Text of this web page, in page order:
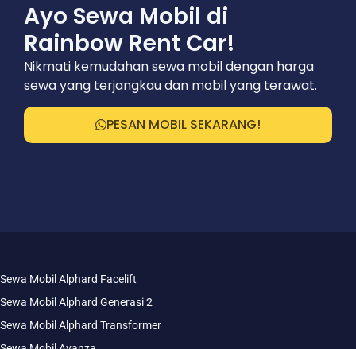
Ayo Sewa Mobil di
Rainbow Rent Car!
Nikmati kemudahan sewa mobil dengan harga
sewa yang terjangkau dan mobil yang terawat.
PESAN MOBIL SEKARANG!
Sewa Mobil Alphard Facelift
Sewa Mobil Alphard Generasi 2
Sewa Mobil Alphard Transformer